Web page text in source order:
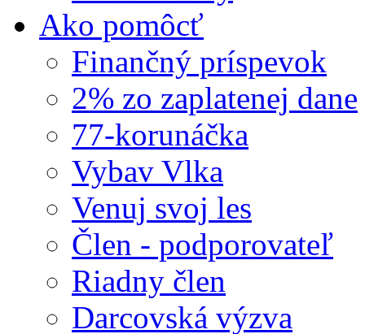
Ako pomôcť
Finančný príspevok
2% zo zaplatenej dane
77-korunáčka
Vybav Vlka
Venuj svoj les
Člen - podporovateľ
Riadny člen
Darcovská výzva